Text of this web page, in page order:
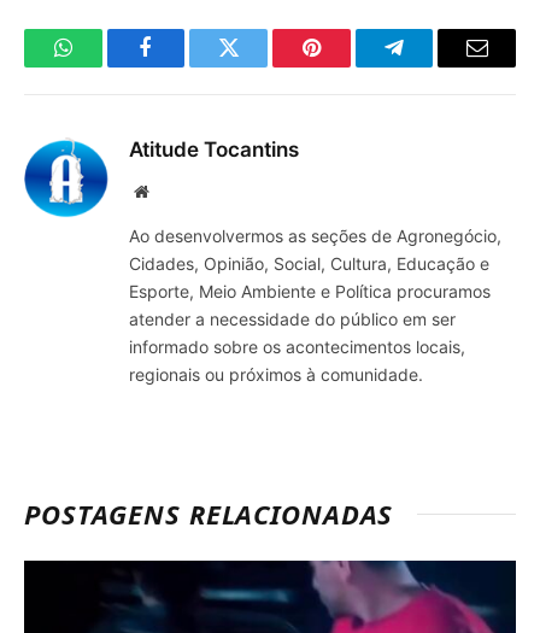
WhatsAppFacebookTwitter Pinterest TelegramaE-
Atitude Tocantins
Site
Ao desenvolvermos as seções de Agronegócio,
Cidades, Opinião, Social, Cultura, Educação e
Esporte, Meio Ambiente e Política procuramos
atender a necessidade do público em ser
informado sobre os acontecimentos locais,
regionais ou próximos à comunidade.
POSTAGENS RELACIONADAS